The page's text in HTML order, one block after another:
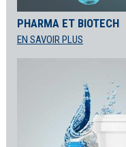
PHARMA ET BIOTECH
EN SAVOIR PLUS